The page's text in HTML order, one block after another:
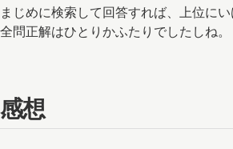
まじめに検索して回答すれば、上位にい
全問正解はひとりかふたりでしたしね。
感想